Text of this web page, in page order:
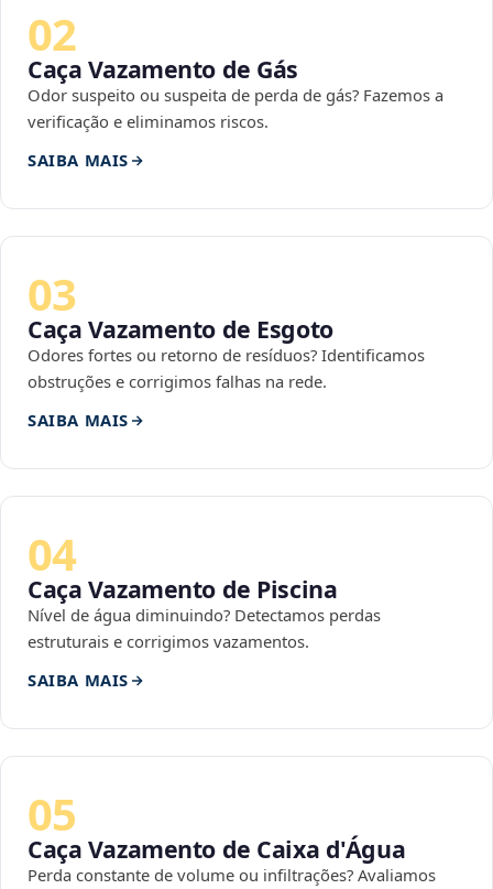
02
Caça Vazamento de Gás
Odor suspeito ou suspeita de perda de gás? Fazemos a
verificação e eliminamos riscos.
SAIBA MAIS
03
Caça Vazamento de Esgoto
Odores fortes ou retorno de resíduos? Identificamos
obstruções e corrigimos falhas na rede.
SAIBA MAIS
04
Caça Vazamento de Piscina
Nível de água diminuindo? Detectamos perdas
estruturais e corrigimos vazamentos.
SAIBA MAIS
05
Caça Vazamento de Caixa d'Água
Perda constante de volume ou infiltrações? Avaliamos